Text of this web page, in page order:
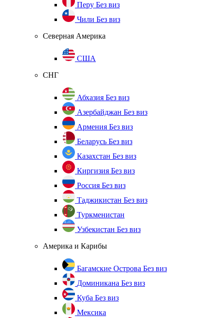
Перу Без виз
Чили Без виз
Северная Америка
США
СНГ
Абхазия Без виз
Азербайджан Без виз
Армения Без виз
Беларусь Без виз
Казахстан Без виз
Киргизия Без виз
Россия Без виз
Таджикистан Без виз
Туркменистан
Узбекистан Без виз
Америка и Карибы
Багамские Острова Без виз
Доминикана Без виз
Куба Без виз
Мексика